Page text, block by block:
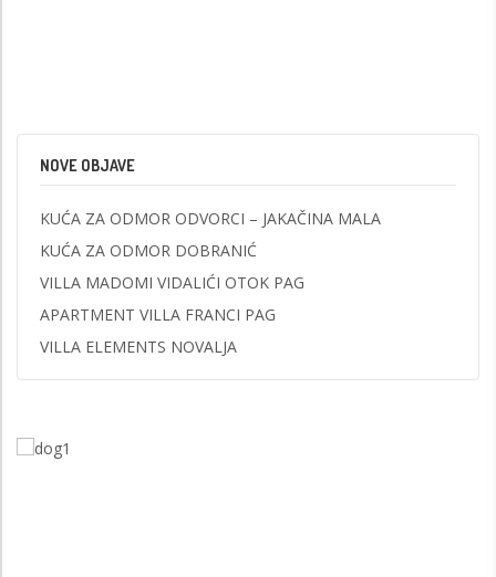
NOVE OBJAVE
KUĆA ZA ODMOR ODVORCI – JAKAČINA MALA
KUĆA ZA ODMOR DOBRANIĆ
VILLA MADOMI VIDALIĆI OTOK PAG
APARTMENT VILLA FRANCI PAG
VILLA ELEMENTS NOVALJA